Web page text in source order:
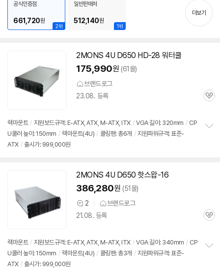
치
기
2위
공식인증점
661,720원
1위
일반판매처
512,140원
더보기
2MONS 4U D650 HD-28 워터쿨
175,990원 (61몰)
브랜드로그
23.08. 등록
관
랙마운트 / 지원보드규격: E-ATX, ATX, M-ATX, ITX / VGA 길이: 320mm / CP
U쿨러 높이: 150mm / 랙마운트(4U) / 쿨링팬: 총6개 / 지원파워규격: 표준-
ATX / 출시가: 999,000원
2MONS 4U D650 핫스왑-16
386,280원 (51몰)
상
품
2
브랜드로그
21.08. 등록
관
랙마운트 / 지원보드규격: E-ATX, ATX, M-ATX, ITX / VGA 길이: 340mm / CP
U쿨러 높이: 150mm / 랙마운트(4U) / 쿨링팬: 총3개 / 지원파워규격: 표준-
ATX / 출시가: 999,000원